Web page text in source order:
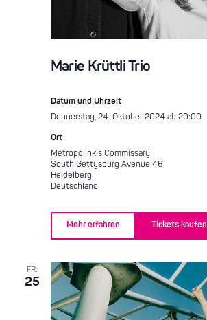
Marie Krüttli Trio
Datum und Uhrzeit
Donnerstag, 24. Oktober 2024 ab 20:00
Ort
Metropolink’s Commissary
South Gettysburg Avenue 46
Heidelberg
Deutschland
Mehr erfahren Tickets kaufen
FR.
25